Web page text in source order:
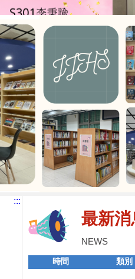
:::
最新消
NEWS
時間 類別